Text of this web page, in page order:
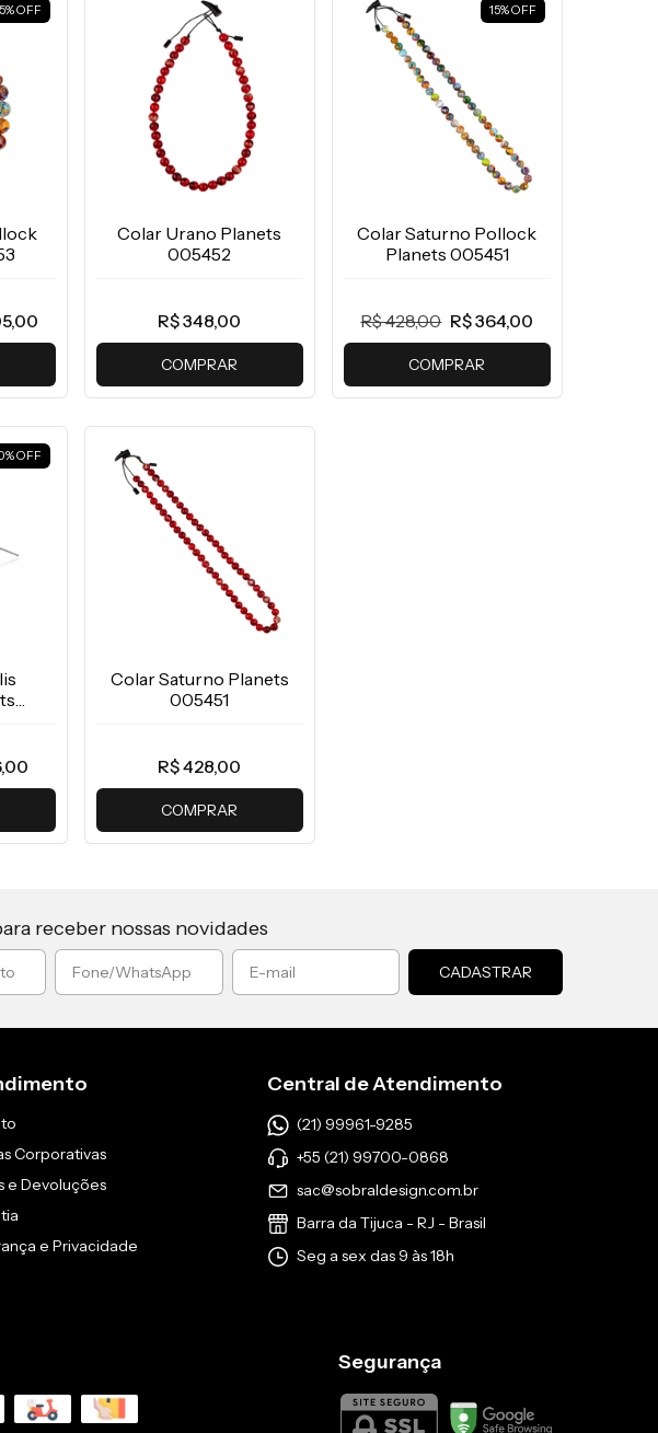
%OFF
Colar Urano Planets
005452
R$ 348,00
COMPRAR
15%OFF
Colar Saturno Pollock
Planets 005451
R$ 428,00 R$ 364,00
COMPRAR
%OFF
Colar Saturno Planets
005451
R$ 428,00
COMPRAR
receber nossas novidades
Corporativas
e Devoluções
e Privacidade
Central de Atendimento
(21) 99961-9285
+55 (21) 99700-0868
sac@sobraldesign.com.br
Barra da Tijuca - RJ - Brasil
Seg a sex das 9 às 18h
Segurança